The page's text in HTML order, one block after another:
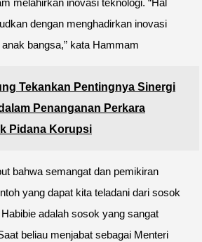
dengan menghadirkan inovasi
bangsa,” kata Hammam
Tekankan Pentingnya Sinergi
Penanganan Perkara
Pidana Korupsi
bahwa semangat dan pemikiran
yang dapat kita teladani dari sosok
adalah sosok yang sangat
beliau menjabat sebagai Menteri